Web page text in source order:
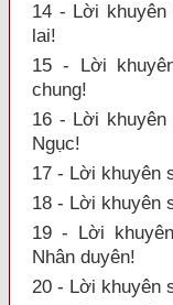
14 - Lời
lai!
15 - Lời
chung!
16 - Lời khuyên
Ngục!
17 - Lời khuyên
18 - Lời khuyên
19 - Lời
Nhân duyên!
20 - Lời khuyên